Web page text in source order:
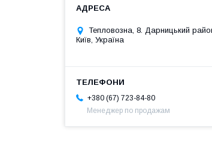
Тепловозна, 8. Дарницький
Київ, Україна
+380 (67) 723-84-80
Менеджер по продажам